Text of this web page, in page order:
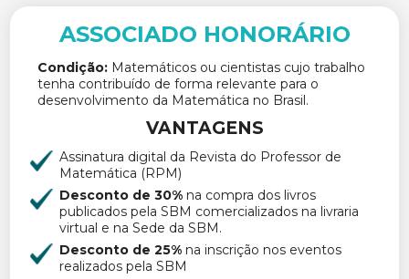
ASSOCIADO HONORÁRIO
Condição: Matemáticos ou cientistas cujo trabalho
tenha contribuído de forma relevante para o
desenvolvimento da Matemática no Brasil.
VANTAGENS
Assinatura digital da Revista do Professor de
Matemática (RPM)
Desconto de 30% na compra dos livros
publicados pela SBM comercializados na livraria
virtual e na Sede da SBM.
Desconto de 25% na inscrição nos eventos
realizados pela SBM